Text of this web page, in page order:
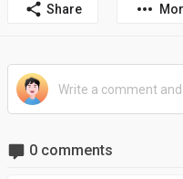
Share
0 comments